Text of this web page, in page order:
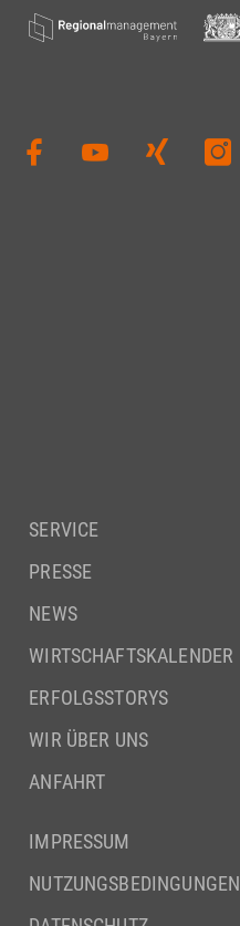
SERVICE
PRESSE
NEWS
WIRTSCHAFTSKALENDER
ERFOLGSSTORYS
WIR ÜBER UNS
ANFAHRT
IMPRESSUM
NUTZUNGSBEDINGUNGEN